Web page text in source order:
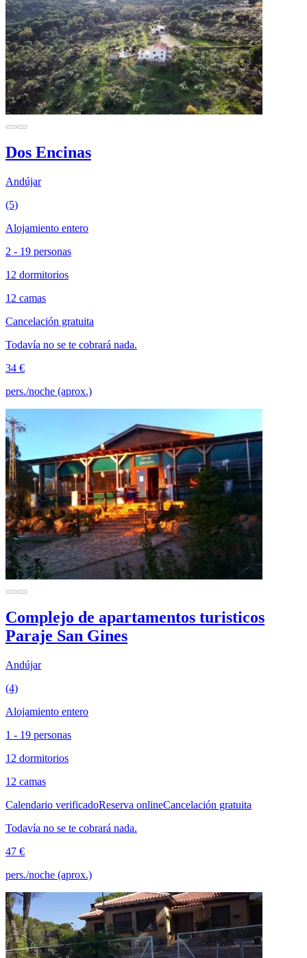
Dos Encinas
Andújar
(5)
Alojamiento entero
2 - 19 personas
12 dormitorios
12 camas
Cancelación gratuita
Todavía no se te cobrará nada.
34 €
pers./noche (aprox.)
Complejo de apartamentos turisticos
Paraje San Gines
Andújar
(4)
Alojamiento entero
1 - 19 personas
12 dormitorios
12 camas
Calendario verificadoReserva onlineCancelación gratuita
Todavía no se te cobrará nada.
47 €
pers./noche (aprox.)